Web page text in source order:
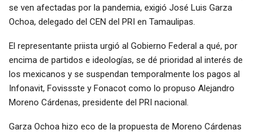
se ven afectadas por la pandemia, exigió José Luis Garza
Ochoa, delegado del CEN del PRI en Tamaulipas.
El representante priista urgió al Gobierno Federal a qué, por
encima de partidos e ideologías, se dé prioridad al interés de
los mexicanos y se suspendan temporalmente los pagos al
Infonavit, Fovissste y Fonacot como lo propuso Alejandro
Moreno Cárdenas, presidente del PRI nacional.
Garza Ochoa hizo eco de la propuesta de Moreno Cárdenas